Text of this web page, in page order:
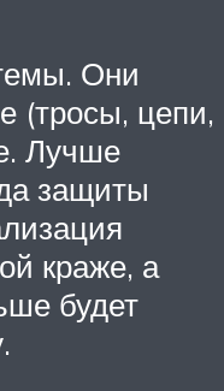
Они
(тросы, цепи,
Лучше
защиты
краже, а
будет